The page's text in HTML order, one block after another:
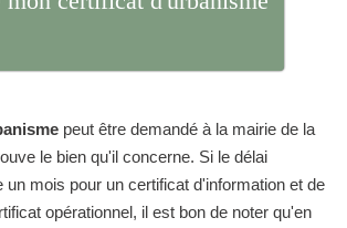
peut être demandé à la mairie de la
le bien qu'il concerne. Si le délai
un mois pour un certificat d'information et de
opérationnel, il est bon de noter qu'en